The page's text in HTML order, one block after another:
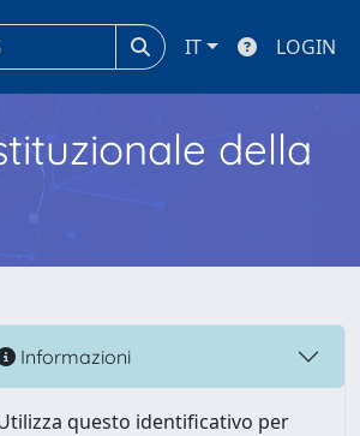
IT LOGIN
della
Informazioni
questo identificativo per